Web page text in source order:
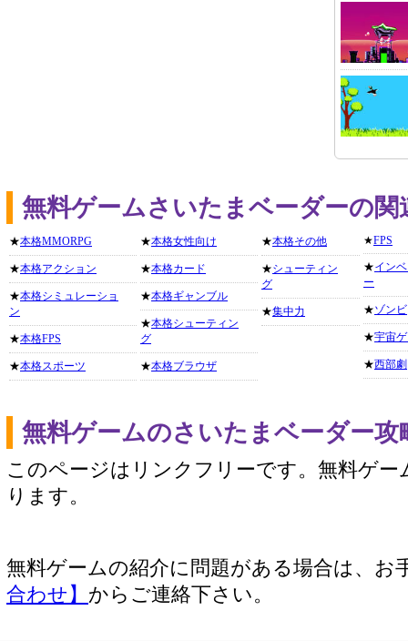
無料ゲームさいたまベーダーの
★本格MMORPG
★本格アクション
★本格シミュレーショ
ン
★本格FPS
★本格スポーツ
★本格女性向け
★本格カード
★本格ギャンブル
★本格シューティン
グ
★本格ブラウザ
★本格その他
★シューティン
グ
★集中力
★FPS
★イン
ー
★ゾンビ
★宇宙
★西部劇
無料ゲームのさいたまベーダー
このページはリンクフリーです。無料ゲー
ります。
無料ゲームの紹介に問題がある場合は、お
合わせ】 からご連絡下さい。